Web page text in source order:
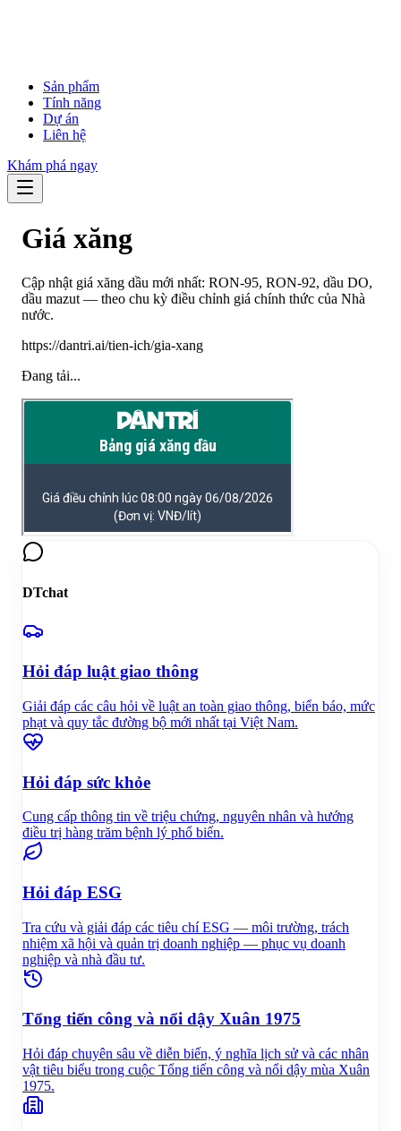
Sản phẩm
Tính năng
Dự án
Liên hệ
Khám phá ngay
Giá xăng
Cập nhật giá xăng dầu mới nhất: RON-95, RON-92, dầu DO,
dầu mazut — theo chu kỳ điều chỉnh giá chính thức của Nhà
nước.
https://dantri.ai/tien-ich/gia-xang
Đang tải...
DTchat
Hỏi đáp luật giao thông
Giải đáp các câu hỏi về luật an toàn giao thông, biển báo, mức
phạt và quy tắc đường bộ mới nhất tại Việt Nam.
Hỏi đáp sức khỏe
Cung cấp thông tin về triệu chứng, nguyên nhân và hướng
điều trị hàng trăm bệnh lý phổ biến.
Hỏi đáp ESG
Tra cứu và giải đáp các tiêu chí ESG — môi trường, trách
nhiệm xã hội và quản trị doanh nghiệp — phục vụ doanh
nghiệp và nhà đầu tư.
Tổng tiến công và nổi dậy Xuân 1975
Hỏi đáp chuyên sâu về diễn biến, ý nghĩa lịch sử và các nhân
vật tiêu biểu trong cuộc Tổng tiến công và nổi dậy mùa Xuân
1975.